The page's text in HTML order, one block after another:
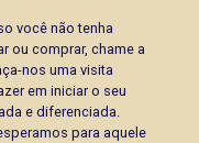
você não tenha
ou comprar, chame a
nos uma visita
em iniciar o seu
e diferenciada.
para aquele